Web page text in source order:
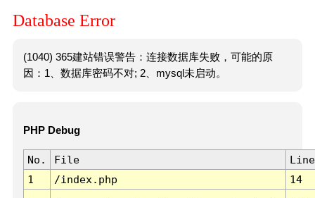
Database Error
(1040) 365建站错误警告：连接数据库失败，可能的原
因：1、数据库密码不对; 2、mysql未启动。
PHP Debug
No. File
Line
1
/index.php 14